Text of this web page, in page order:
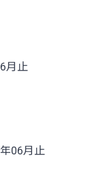
6月止
年06月止